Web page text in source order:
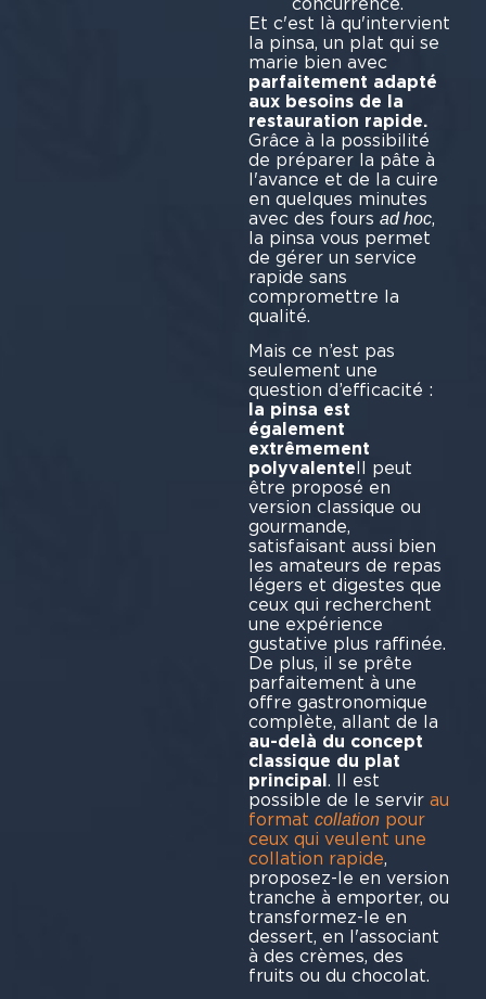
Et c'est là qu'intervient
la pinsa, un plat qui se
marie bien avec
parfaitement adapté
aux besoins de la
restauration rapide.
Grâce à la possibilité
de préparer la pâte à
l'avance et de la cuire
en quelques minutes
avec des fours ad hoc,
la pinsa vous permet
de gérer un service
rapide sans
compromettre la
qualité.
Mais ce n’est pas
seulement une
question d’efficacité :
la pinsa est
également
extrêmement
polyvalenteIl peut
être proposé en
version classique ou
gourmande,
satisfaisant aussi bien
les amateurs de repas
légers et digestes que
ceux qui recherchent
une expérience
gustative plus raffinée.
De plus, il se prête
parfaitement à une
offre gastronomique
complète, allant de la
au-delà du concept
classique du plat
principal. Il est
possible de le servir au
format collationpour
ceux qui veulent une
collation rapide,
proposez-le en version
tranche à emporter, ou
transformez-le en
dessert, en l'associant
à des crèmes, des
fruits ou du chocolat.